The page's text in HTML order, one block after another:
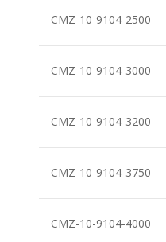
CMZ-10-9104-2500
CMZ-10-9104-3000
CMZ-10-9104-3200
CMZ-10-9104-3750
CMZ-10-9104-4000